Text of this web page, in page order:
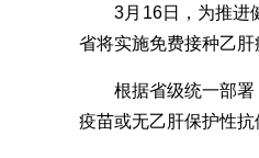
3月16日，为推进健
省将实施免费接种乙肝
根据省级统一部署
疫苗或无乙肝保护性抗